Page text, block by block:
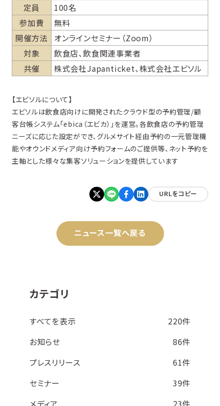
定員
100名
参加費
無料
開催方法
オンラインセミナー（Zoom）
対象
飲食店、飲食関連事業者
共催
株式会社Japanticket、株式会社エビソル
【エビソルについて】
エビソルは飲食店向けに開発されたクラウド型の予約管理/顧
客台帳システム「ebica（エビカ）」を運営。各飲食店の予約管理
ニーズに応じた設定ができ、グルメサイト経由予約の一元管理機
能やオウンドメディア向け予約フォームのご提供等、ネット予約を
主軸とした様々な集客ソリューションを提供しています
URLをコピー
ニュース一覧へ戻る
カテゴリ
すべてを表示
220件
お知らせ
86件
プレスリリース
61件
セミナー
39件
メディア
23件